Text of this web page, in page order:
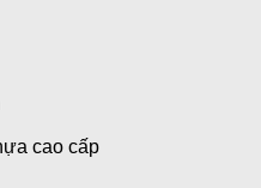
cao cấp